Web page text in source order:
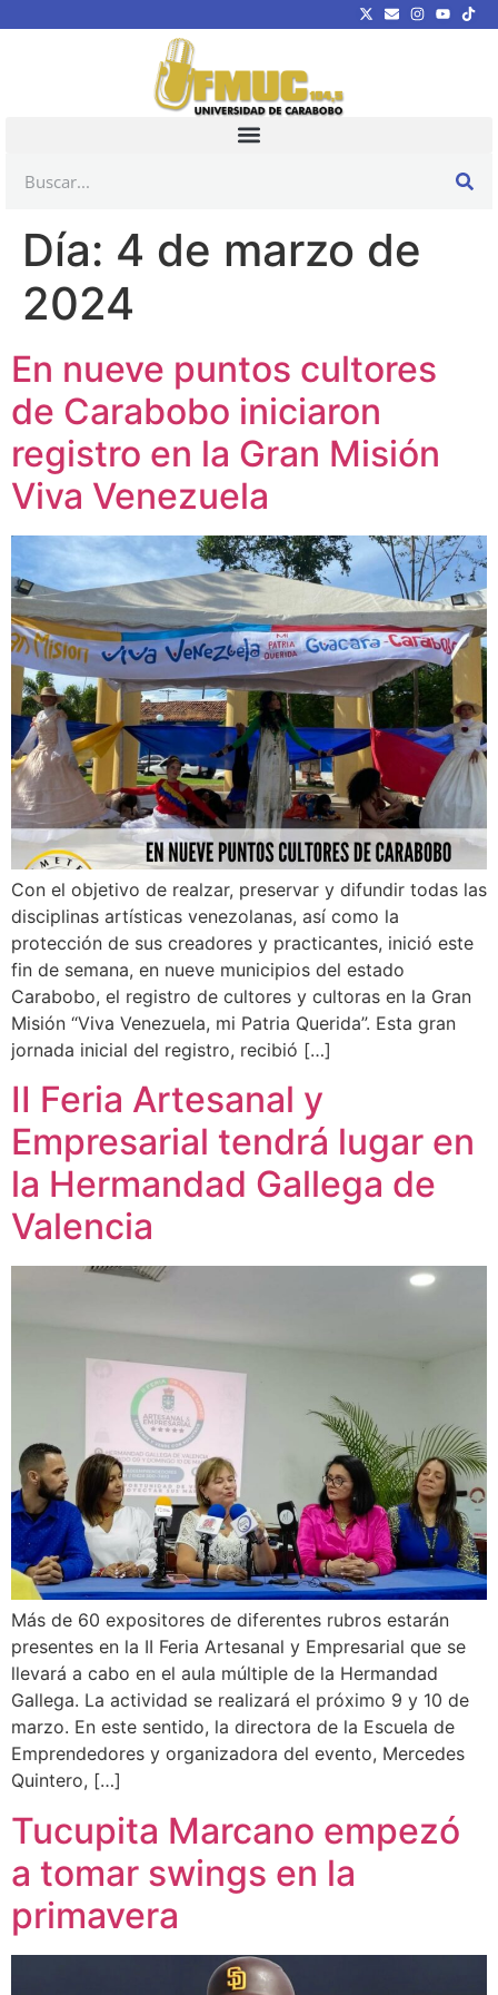
Día: 4 de marzo de
2024
En nueve puntos cultores
de Carabobo iniciaron
registro en la Gran Misión
Viva Venezuela
Con el objetivo de realzar, preservar y difundir todas las
disciplinas artísticas venezolanas, así como la
protección de sus creadores y practicantes, inició este
fin de semana, en nueve municipios del estado
Carabobo, el registro de cultores y cultoras en la Gran
Misión “Viva Venezuela, mi Patria Querida”. Esta gran
jornada inicial del registro, recibió […]
II Feria Artesanal y
Empresarial tendrá lugar en
la Hermandad Gallega de
Valencia
Más de 60 expositores de diferentes rubros estarán
presentes en la II Feria Artesanal y Empresarial que se
llevará a cabo en el aula múltiple de la Hermandad
Gallega. La actividad se realizará el próximo 9 y 10 de
marzo. En este sentido, la directora de la Escuela de
Emprendedores y organizadora del evento, Mercedes
Quintero, […]
Tucupita Marcano empezó
a tomar swings en la
primavera